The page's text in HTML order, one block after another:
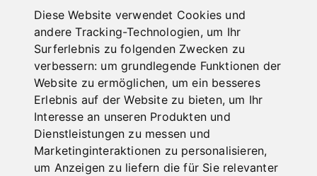
Diese Website verwendet Cookies und
andere Tracking-Technologien, um Ihr
Surferlebnis zu folgenden Zwecken zu
verbessern: um grundlegende Funktionen der
Website zu ermöglichen, um ein besseres
Erlebnis auf der Website zu bieten, um Ihr
Interesse an unseren Produkten und
Dienstleistungen zu messen und
Marketinginteraktionen zu personalisieren,
um Anzeigen zu liefern die für Sie relevanter